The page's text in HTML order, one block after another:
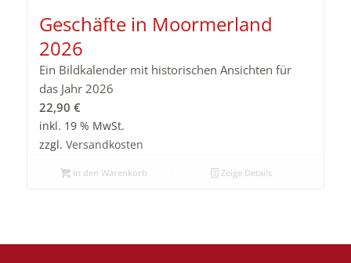
Geschäfte in Moormerland
2026
Ein Bildkalender mit historischen Ansichten für
das Jahr 2026
22,90 €
inkl. 19 % MwSt.
zzgl. Versandkosten
In den Warenkorb Zeige Details